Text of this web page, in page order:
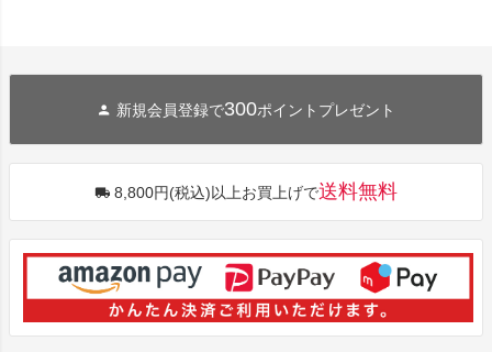
新規会員登録で300ポイントプレゼント
8,800円(税込)以上お買上げで送料無料